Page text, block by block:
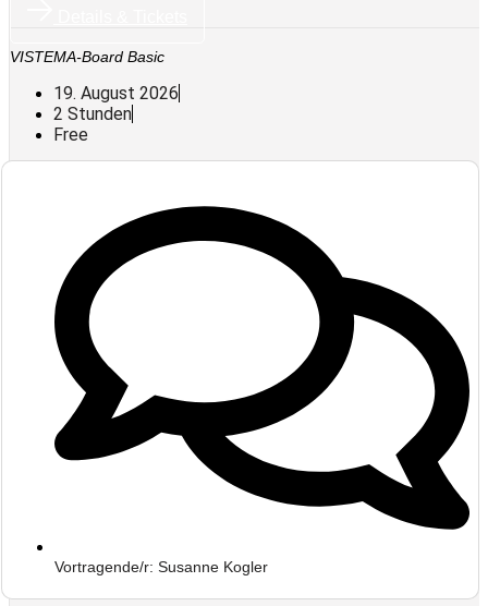
VISTEMA-Board Basic
19. August 2026
2 Stunden
Free
Vortragende/r: Susanne Kogler